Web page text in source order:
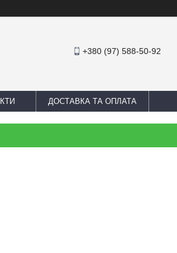
+380 (97) 588-50-92
ДОСТАВКА ТА ОПЛАТА